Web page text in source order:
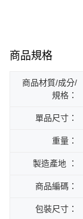
商品規格
商品材質/成分/
規格：
單品尺寸：
重量：
製造產地 ：
商品編碼：
包裝尺寸：